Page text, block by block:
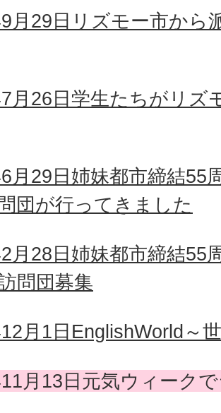
月29日リズモー市から
月26日学生たちがリズ
月29日姉妹都市締結55
団が行ってきました
月28日姉妹都市締結55
問団募集
月1日EnglishWorld～
月13日元気ウィーク